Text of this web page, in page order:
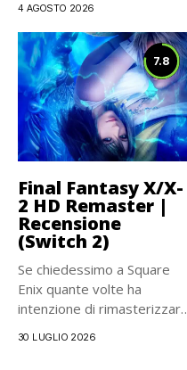
4 AGOSTO 2026
7.8
Final Fantasy X/X-
2 HD Remaster |
Recensione
(Switch 2)
Se chiedessimo a Square
Enix quante volte ha
intenzione di rimasterizzare
30 LUGLIO 2026